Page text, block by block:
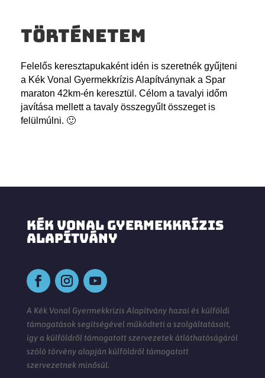
Történetem
Felelős keresztapukaként idén is szeretnék gyűjteni
a Kék Vonal Gyermekkrízis Alapítványnak a Spar
maraton 42km-én keresztül. Célom a tavalyi időm
javítása mellett a tavaly összegyűlt összeget is
felülmúlni. 🙂
KÉK VONAL GYERMEKKRÍZIS
ALAPÍTVÁNY
A Kék Vonal Gyermekkrízis Alapítvány hazai és külföldi
támogatások segítségével működteti a szolgáltatásait,
így a külföldről támogatott szervezetek átláthatóságáról
szóló törvény alapján külföldről támogatott
szervezetnek minősül.